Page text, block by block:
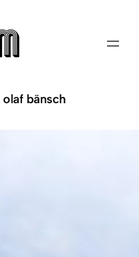
olaf bänsch